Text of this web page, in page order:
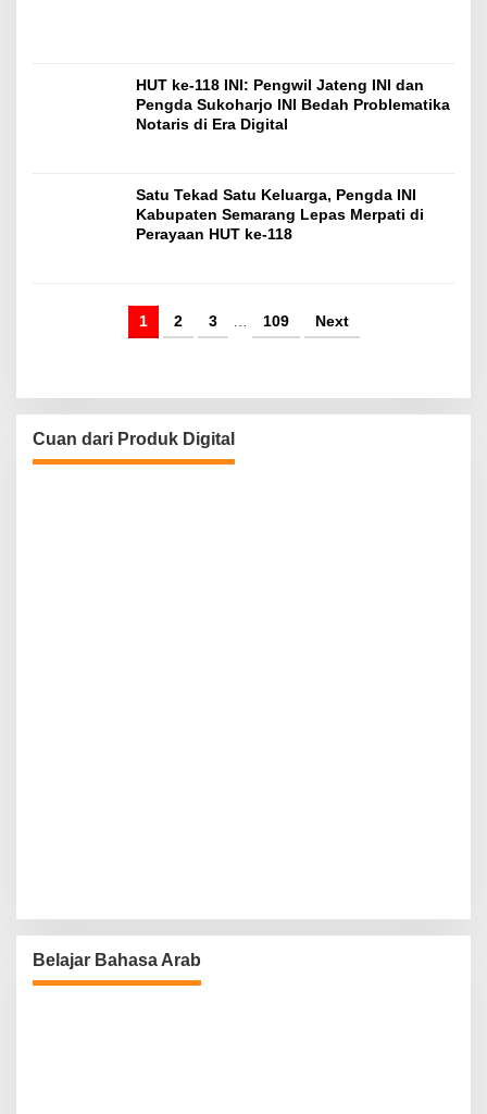
HUT ke-118 INI: Pengwil Jateng INI dan
Pengda Sukoharjo INI Bedah Problematika
Notaris di Era Digital
Satu Tekad Satu Keluarga, Pengda INI
Kabupaten Semarang Lepas Merpati di
Perayaan HUT ke-118
1 2 3 … 109 Next
Cuan dari Produk Digital
Belajar Bahasa Arab